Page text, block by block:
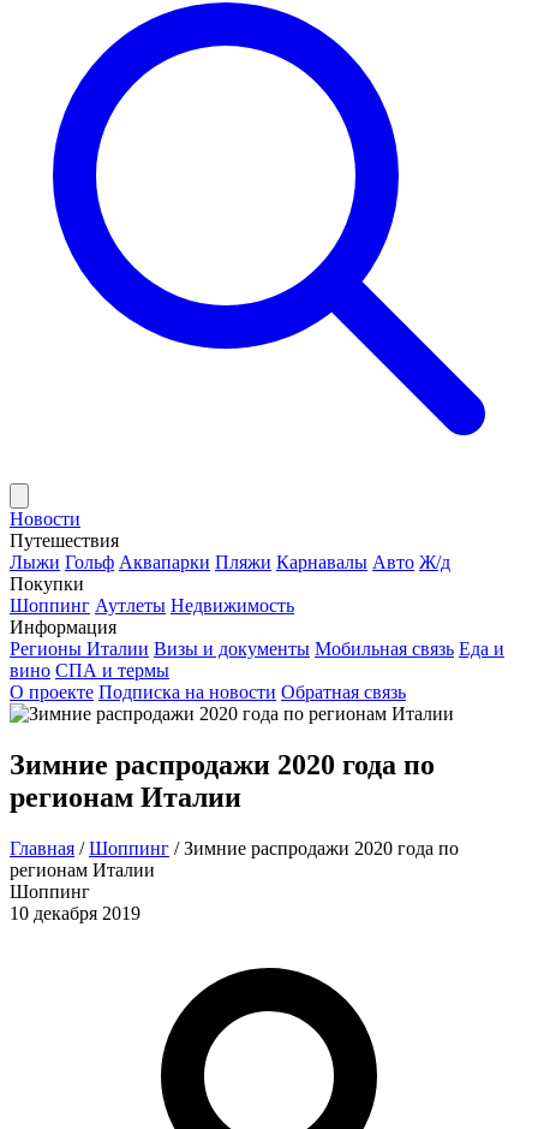
Новости
Путешествия
Лыжи Гольф Аквапарки Пляжи Карнавалы Авто Ж/д
Покупки
Шоппинг Аутлеты Недвижимость
Информация
Регионы Италии Визы и документы Мобильная связь Еда и
вино СПА и термы
О проекте Подписка на новости Обратная связь
Зимние распродажи 2020 года по
регионам Италии
Главная / Шоппинг / Зимние распродажи 2020 года по
регионам Италии
Шоппинг
10 декабря 2019